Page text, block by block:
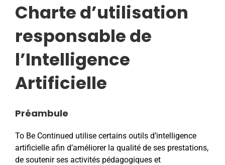
Charte d’utilisation
responsable de
l’Intelligence
Artificielle
Préambule
To Be Continued utilise certains outils d’intelligence
artificielle afin d’améliorer la qualité de ses prestations,
de soutenir ses activités pédagogiques et